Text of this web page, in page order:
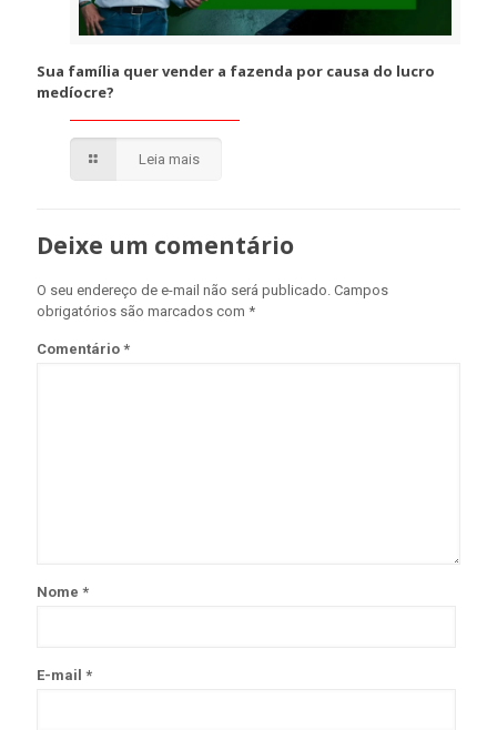
Sua família quer vender a fazenda por causa do lucro
medíocre?
Leia mais
Deixe um comentário
O seu endereço de e-mail não será publicado. Campos
obrigatórios são marcados com *
Comentário *
Nome *
E-mail *